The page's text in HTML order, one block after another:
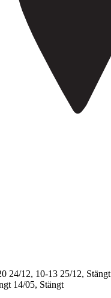
24/12, 10-13 25/12, Stängt
14/05, Stängt